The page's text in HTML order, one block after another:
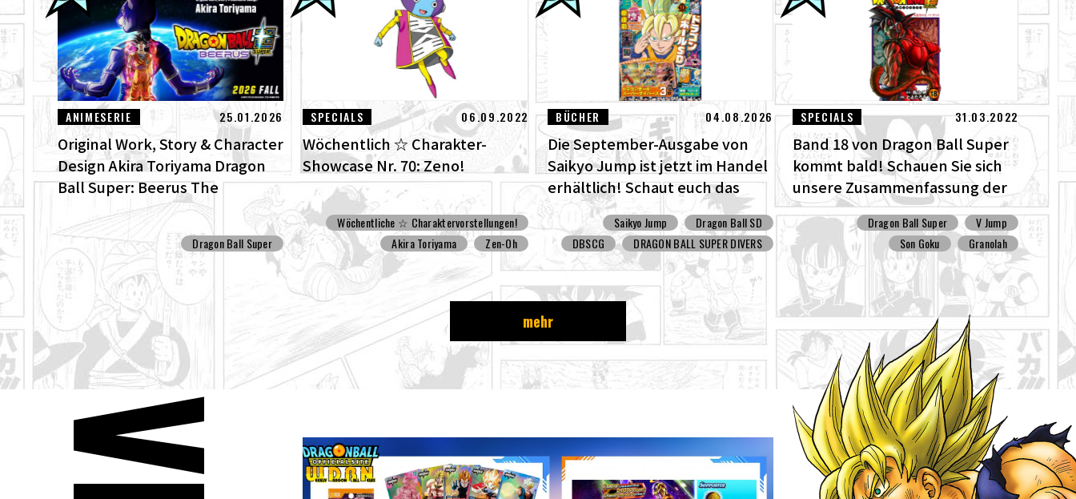
ANIMESERIE 25.01.2026
Original Work, Story & Character
Design Akira Toriyama Dragon
Ball Super: Beerus The
ENHANCED edition of the anime
Dragon Ball Super begins anew!
Dragon Ball Super
SPECIALS 06.09.2022
Wöchentlich ☆ Charakter-
Showcase Nr. 70: Zeno!
Wöchentliche ☆ Charaktervorstellungen!
Akira Toriyama
Zen-Oh
BÜCHER 04.08.2026
Die September-Ausgabe von
Saikyo Jump ist jetzt im Handel
erhältlich! Schaut euch das
fantastische Dragon Ball SD
Cover und all die tollen
Bonusinhalte an!
Saikyo Jump
Dragon Ball SD
DBSCG
DRAGON BALL SUPER DIVERS
SPECIALS 31.03.2022
Band 18 von Dragon Ball Super
kommt bald! Schauen Sie sich
unsere Zusammenfassung der
bisherigen Geschichte an !!
Dragon Ball Super
V Jump
Son Goku
Granolah
mehr